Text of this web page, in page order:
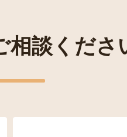
相談くださ